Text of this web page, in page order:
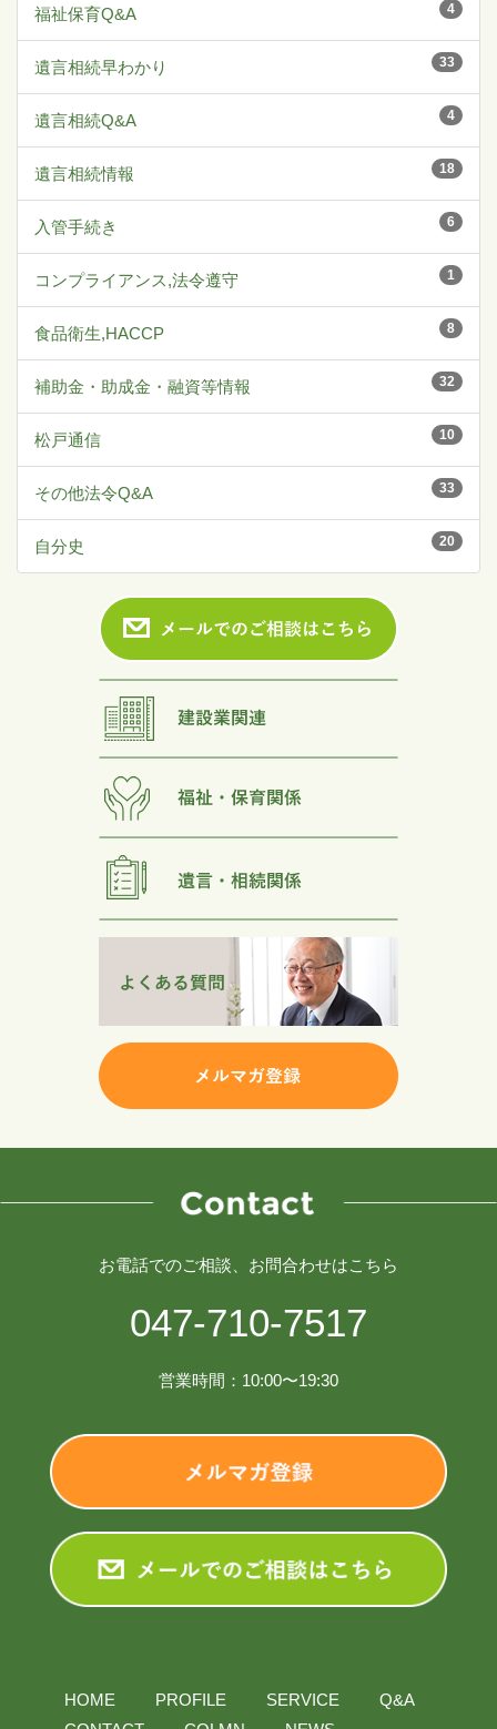
4
福祉保育Q&A
33
遺言相続早わかり
4
遺言相続Q&A
18
遺言相続情報
6
入管手続き
1
コンプライアンス,法令遵守
8
食品衛生,HACCP
32
補助金・助成金・融資等情報
10
松戸通信
33
その他法令Q&A
20
自分史
お電話でのご相談、お問合わせはこちら
047-710-7517
営業時間：10:00〜19:30
HOME PROFILE SERVICE
Q&A